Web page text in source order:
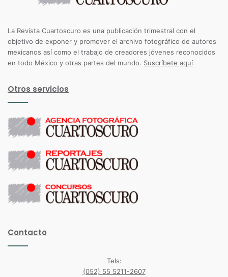
La Revista Cuartoscuro es una publicación trimestral con el
objetivo de exponer y promover el archivo fotográfico de autores
mexicanos así como el trabajo de creadores jóvenes reconocidos
en todo México y otras partes del mundo. Suscríbete aquí
Otros servicios
Contacto
Tels:
(052) 55 5211-2607